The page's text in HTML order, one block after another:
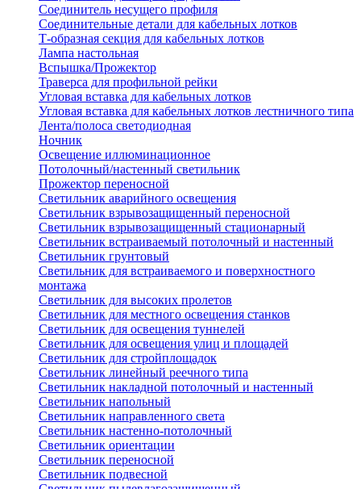
Соединитель несущего профиля
Соединительные детали для кабельных лотков
Т-образная секция для кабельных лотков
Лампа настольная
Вспышка/Прожектор
Траверса для профильной рейки
Угловая вставка для кабельных лотков
Угловая вставка для кабельных лотков лестничного типа
Лента/полоса светодиодная
Ночник
Освещение иллюминационное
Потолочный/настенный светильник
Прожектор переносной
Светильник аварийного освещения
Светильник взрывозащищенный переносной
Светильник взрывозащищенный стационарный
Светильник встраиваемый потолочный и настенный
Светильник грунтовый
Светильник для встраиваемого и поверхностного
монтажа
Светильник для высоких пролетов
Светильник для местного освещения станков
Светильник для освещения туннелей
Светильник для освещения улиц и площадей
Светильник для стройплощадок
Светильник линейный реечного типа
Светильник накладной потолочный и настенный
Светильник напольный
Светильник направленного света
Светильник настенно-потолочный
Светильник ориентации
Светильник переносной
Светильник подвесной